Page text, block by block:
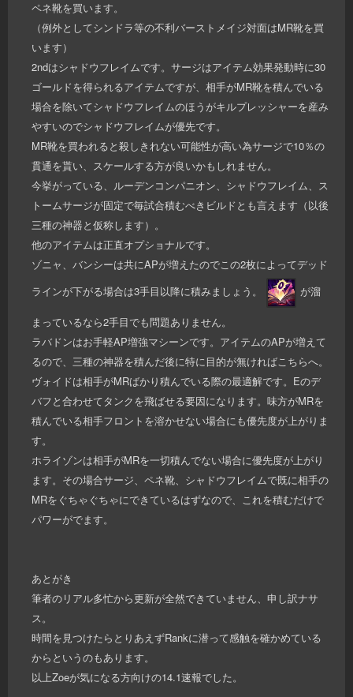
ペネ靴を買います。
（例外としてシンドラ等の不利バーストメイジ対面はMR靴を買
います）
2ndはシャドウフレイムです。サージはアイテム効果発動時に30
ゴールドを得られるアイテムですが、相手がMR靴を積んでいる
場合を除いてシャドウフレイムのほうがキルプレッシャーを産み
やすいのでシャドウフレイムが優先です。
MR靴を買われると殺しきれない可能性が高い為サージで10％の
貫通を貰い、スケールする方が良いかもしれません。
今挙がっている、ルーデンコンパニオン、シャドウフレイム、ス
トームサージが固定で毎試合積むべきビルドとも言えます（以後
三種の神器と仮称します）。
他のアイテムは正直オプショナルです。
ゾニャ、バンシーは共にAPが増えたのでこの2枚によってデッド
ラインが下がる場合は3手目以降に積みましょう。
が溜
まっているなら2手目でも問題ありません。
ラバドンはお手軽AP増強マシーンです。アイテムのAPが増えて
るので、三種の神器を積んだ後に特に目的が無ければこちらへ。
ヴォイドは相手がMRばかり積んでいる際の最適解です。Eのデ
バフと合わせてタンクを飛ばせる要因になります。味方がMRを
積んでいる相手フロントを溶かせない場合にも優先度が上がりま
す。
ホライゾンは相手がMRを一切積んでない場合に優先度が上がり
ます。その場合サージ、ペネ靴、シャドウフレイムで既に相手の
MRをぐちゃぐちゃにできているはずなので、これを積むだけで
パワーがでます。
あとがき
筆者のリアル多忙から更新が全然できていません、申し訳ナサ
ス。
時間を見つけたらとりあえずRankに潜って感触を確かめている
からというのもあります。
以上Zoeが気になる方向けの14.1速報でした。